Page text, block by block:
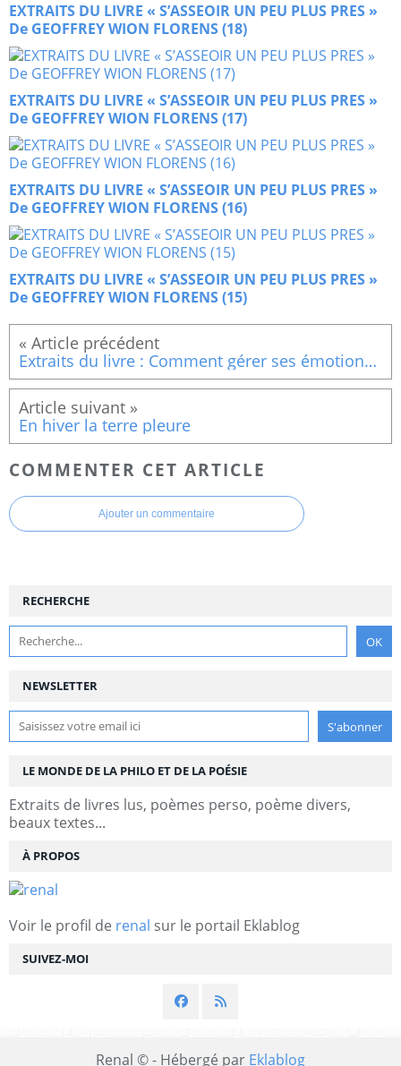
EXTRAITS DU LIVRE « S’ASSEOIR UN PEU PLUS PRES »
De GEOFFREY WION FLORENS (18)
EXTRAITS DU LIVRE « S’ASSEOIR UN PEU PLUS PRES »
De GEOFFREY WION FLORENS (17)
EXTRAITS DU LIVRE « S’ASSEOIR UN PEU PLUS PRES »
De GEOFFREY WION FLORENS (16)
EXTRAITS DU LIVRE « S’ASSEOIR UN PEU PLUS PRES »
De GEOFFREY WION FLORENS (15)
Extraits du livre : Comment gérer ses émotions (La confiance, un abri au tréfonds de l’âme)
En hiver la terre pleure
COMMENTER CET ARTICLE
Ajouter un commentaire
NEWSLETTER
SUIVEZ-MOI
RECHERCHE
LE MONDE DE LA PHILO ET DE LA POÉSIE
Extraits de livres lus, poèmes perso, poème divers,
beaux textes...
À PROPOS
Voir le profil de renal sur le portail Eklablog
Renal © - Hébergé par Eklablog